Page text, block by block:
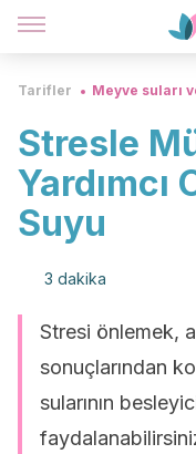
Tarifler Meyve suları
Stresle
Yardımcı
Suyu
3 dakika
Stresi önlemek,
sonuçlarından
sularının